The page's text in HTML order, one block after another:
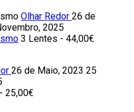
Olhar Redor 26 de
2025
3 Lentes - 44,00€
26 de Maio, 2023 25
25,00€